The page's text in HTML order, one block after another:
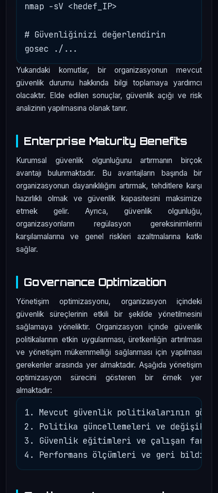
nmap -sV <hedef_IP>
# Güvenliğinizi değerlendirin
Yukarıdaki komutlar, bir organizasyonun mevcut
güvenlik durumu hakkında bilgi toplamaya yardımcı
olacaktır. Elde edilen sonuçlar, güvenlik açığı ve risk
analizinin yapılmasına olanak tanır.
Enterprise Maturity Benefits
Kurumsal güvenlik olgunluğunu artırmanın birçok
avantajı bulunmaktadır. Bu avantajların başında bir
organizasyonun dayanıklılığını artırmak, tehditlere karşı
hazırlıklı olmak ve güvenlik kapasitesini maksimize
etmek gelir. Ayrıca, güvenlik olgunluğu,
organizasyonların regülasyon gereksinimlerini
karşılamalarına ve genel riskleri azaltmalarına katkı
sağlar.
Governance Optimization
Yönetişim optimizasyonu, organizasyon içindeki
güvenlik süreçlerinin etkili bir şekilde yönetilmesini
sağlamaya yöneliktir. Organizasyon içinde güvenlik
politikalarının etkin uygulanması, üretkenliğin artırılması
ve yönetişim mükemmelliği sağlanması için yapılması
gerekenler arasında yer almaktadır. Aşağıda yönetişim
optimizasyon sürecini gösteren bir örnek yer
almaktadır:
1. Mevcut güvenlik politikalarının
2. Politika güncellemeleri ve
3. Güvenlik eğitimleri ve çalışan